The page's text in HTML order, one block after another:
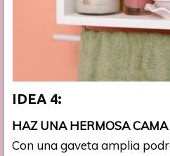
IDEA 4:
HAZ UNA HERMOSA
Con una gaveta amplia